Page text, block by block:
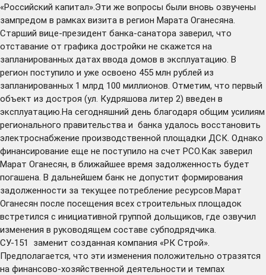
«Российский капитал».Эти же вопросы были вновь озвучены
зампредом в рамках визита в регион Марата Оганесяна.
Старший вице-президент банка-санатора заверил, что
отставание от графика достройки не скажется на
запланированных датах ввода домов в эксплуатацию. В
регион поступило и уже освоено 455 млн рублей из
запланированных 1 млрд 100 миллионов. Отметим, что первый
объект из достроя (ул. Кудряшова литер 2) введен в
эксплуатацию.На сегодняшний день благодаря общим усилиям
регионального правительства и банка удалось восстановить
электроснабжение производственной площадки ДСК. Однако
финансирование еще не поступило на счет РСО.Как заверил
Марат Оганесян, в ближайшее время задолженность будет
погашена. В дальнейшем банк не допустит формирования
задолженности за текущее потребление ресурсов.Марат
Оганесян после посещения всех строительных площадок
встретился с инициативной группой дольщиков, где озвучил
изменения в руководящем составе субподрядчика.
СУ-151 заменит созданная компания «РК Строй».
Предполагается, что эти изменения положительно отразятся
на финансово-хозяйственной деятельности и темпах